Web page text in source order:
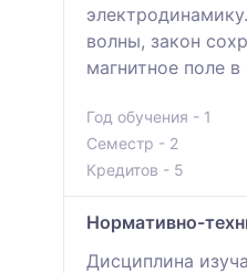
волны, закон
магнитное поле
Год обучения - 1
Семестр - 2
Кредитов - 5
Нормативно-
Дисциплина